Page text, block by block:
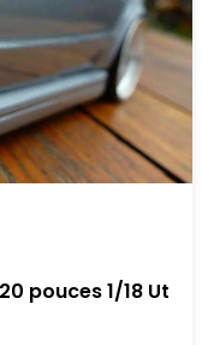
pouces 1/18 Ut